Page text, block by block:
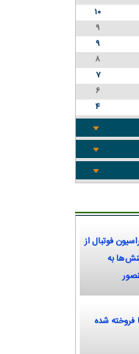
۱۰
۹
۹
۸
۷
۶
۴
فوتبال از
به
فروخته شده